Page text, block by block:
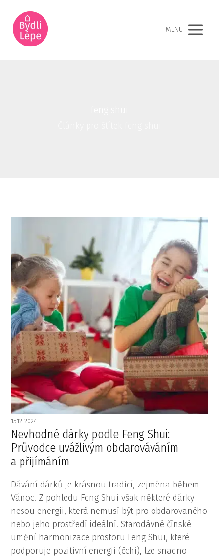
MENU
15.12. 2024
Nevhodné dárky podle Feng Shui:
Průvodce uvážlivým obdarováváním
a přijímáním
Dávání dárků je krásnou tradicí, zejména během
Vánoc. Z pohledu Feng Shui však některé dárky
nesou energii, která nemusí být pro obdarovaného
nebo jeho prostředí ideální. Starodávné čínské
umění harmonizace prostoru Feng Shui, které
podporuje pozitivní energii (čchi), lze snadno